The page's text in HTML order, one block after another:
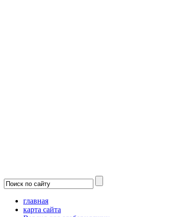
главная
карта сайта